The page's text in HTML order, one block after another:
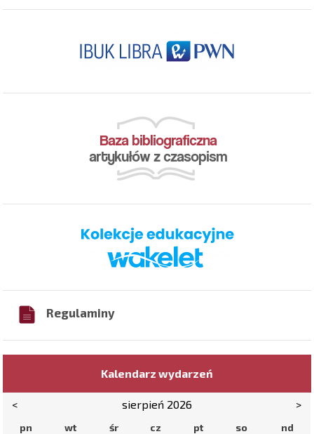
Regulaminy
Kalendarz wydarzeń
< sierpień 2026 >
pn wt śr cz pt so
nd